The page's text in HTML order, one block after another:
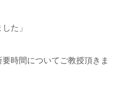
た」
時間についてご教授頂きま